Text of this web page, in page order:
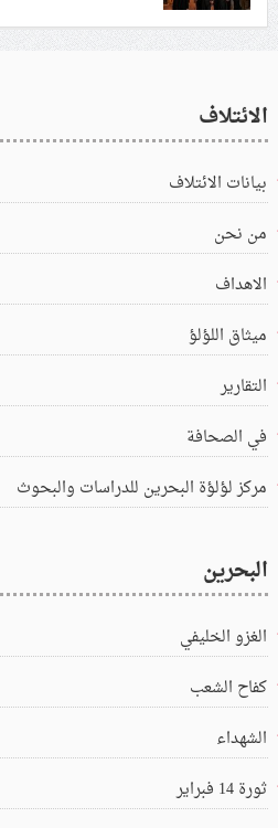
الائتلاف
بيانات الائتلاف
من نحن
الاهداف
ميثاق اللؤلؤ
التقارير
في الصحافة
مركز لؤلؤة البحرين للدراسات والبحوث
البحرين
الغزو الخليفي
كفاح الشعب
الشهداء
ثورة 14 فبراير